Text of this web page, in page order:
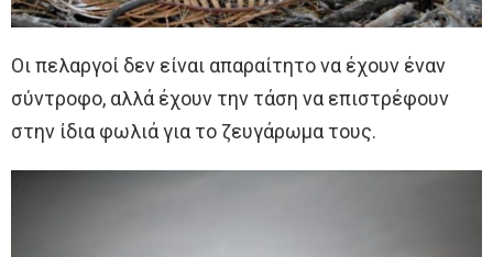
Οι πελαργοί δεν είναι απαραίτητο να έχουν έναν
σύντροφο, αλλά έχουν την τάση να επιστρέφουν
στην ίδια φωλιά για το ζευγάρωμα τους.